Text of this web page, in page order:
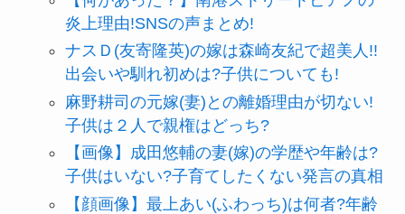
炎上理由!SNSの声まとめ!
ナスＤ(友寄隆英)の嫁は森崎友紀で超美人!!
出会いや馴れ初めは?子供についても!
麻野耕司の元嫁(妻)との離婚理由が切ない!
子供は２人で親権はどっち?
【画像】成田悠輔の妻(嫁)の学歴や年齢は?
子供はいない?子育てしたくない発言の真相
【顔画像】最上あい(ふわっち)は何者?年齢